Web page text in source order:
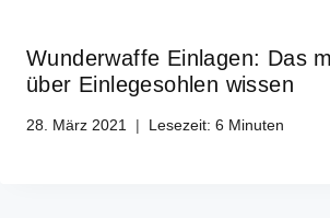
Wunderwaffe Einlagen: Das
über Einlegesohlen wissen
28. März 2021 Lesezeit: 6 Minuten